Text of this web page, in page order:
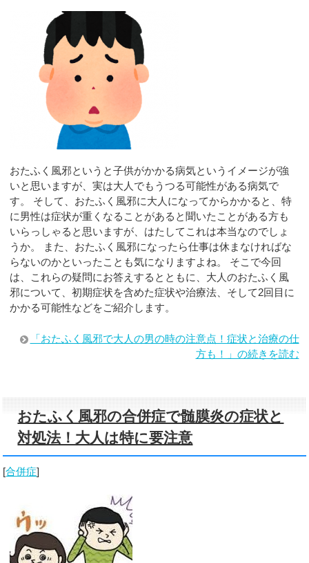
おたふく風邪というと子供がかかる病気というイメージが強
いと思いますが、実は大人でもうつる可能性がある病気で
す。 そして、おたふく風邪に大人になってからかかると、特
に男性は症状が重くなることがあると聞いたことがある方も
いらっしゃると思いますが、はたしてこれは本当なのでしょ
うか。 また、おたふく風邪になったら仕事は休まなければな
らないのかといったことも気になりますよね。 そこで今回
は、これらの疑問にお答えするとともに、大人のおたふく風
邪について、初期症状を含めた症状や治療法、そして2回目に
かかる可能性などをご紹介します。
「おたふく風邪で大人の男の時の注意点！症状と治療の仕
方も！」の続きを読む
おたふく風邪の合併症で髄膜炎の症状と
対処法！大人は特に要注意
[合併症]